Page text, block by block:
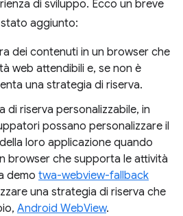
di sviluppo. Ecco un breve
aggiunto:
dei contenuti in un browser che
web attendibili e, se non è
una strategia di riserva.
di riserva personalizzabile, in
possano personalizzare il
loro applicazione quando
browser che supporta le attività
demo twa-webview-fallback
una strategia di riserva che
Android WebView.